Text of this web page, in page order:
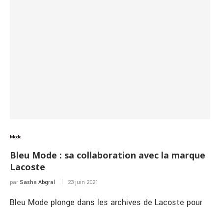
Mode
Bleu Mode : sa collaboration avec la marque
Lacoste
par Sasha Abgral 23 juin 2021
Bleu Mode plonge dans les archives de Lacoste pour